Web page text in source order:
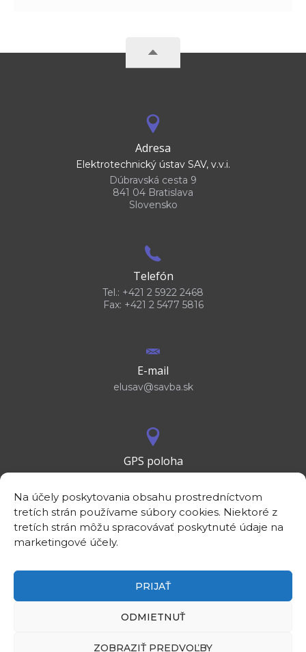
Na účely poskytovania obsahu prostredníctvom
tretích strán používame súbory cookies. Niektoré z
tretích strán môžu spracovávať poskytnuté údaje na
marketingové účely.
PRIJAŤ
ODMIETNUŤ
ZOBRAZIŤ PREDVOĽBY
Adresa
Elektrotechnický ústav SAV, v.v.i.
Dúbravská cesta 9
841 04 Bratislava
Slovensko
Telefón
Tel.: +421 2 5922 2468
Fax: +421 2 5477 5816
E-mail
elusav@savba.sk
GPS poloha
©2026Elektrotechnický ústav SAV, v. v. i.
Intranet